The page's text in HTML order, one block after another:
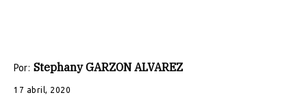
Por: Stephany GARZON ALVAREZ
17 abril, 2020